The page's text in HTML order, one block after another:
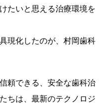
たいと思える治療環境を
現化したのが、村岡歯科
頼できる、安全な歯科治
ちは、最新のテクノロジ